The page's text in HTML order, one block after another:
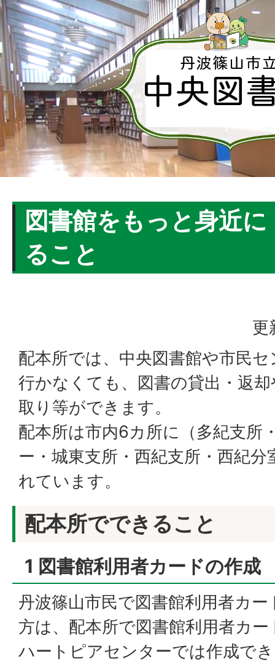
図書館をもっと身近
ること
更
配本所では、中央図書館や市民
行かなくても、図書の貸出・返
取り等ができます。
配本所は市内6カ所に（多紀支所
ー・城東支所・西紀支所・西紀
れています。
配本所でできること
1 図書館利用者カードの作成
丹波篠山市民で図書館利用者カ
方は、配本所で図書館利用者カ
ハートピアセンターでは作成で